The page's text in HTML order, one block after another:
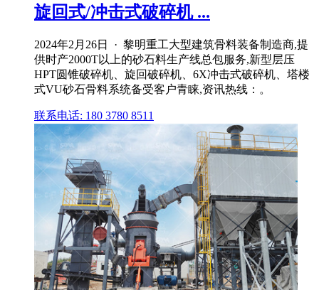
旋回式/冲击式破碎机 ...
2024年2月26日 · 黎明重工大型建筑骨料装备制造商,提
供时产2000T以上的砂石料生产线总包服务,新型层压
HPT圆锥破碎机、旋回破碎机、6X冲击式破碎机、塔楼
式VU砂石骨料系统备受客户青睐,资讯热线：。
联系电话: 180 3780 8511